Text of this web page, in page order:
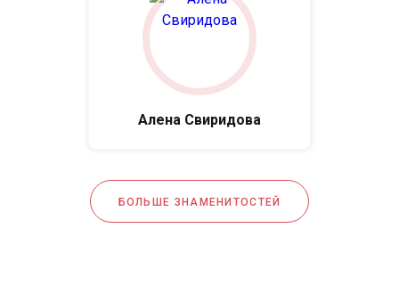
Алена Свиридова
БОЛЬШЕ ЗНАМЕНИТОСТЕЙ